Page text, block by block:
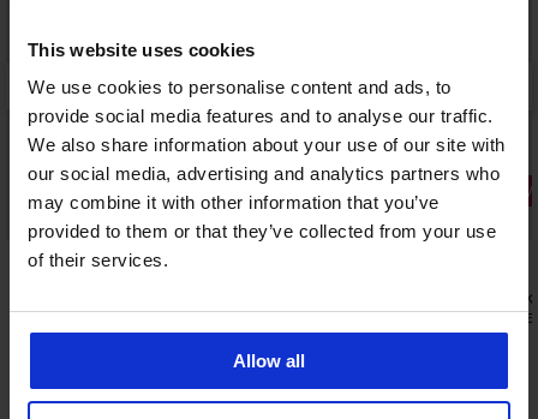
This website uses cookies
We use cookies to personalise content and ads, to
provide social media features and to analyse our traffic.
We also share information about your use of our site with
our social media, advertising and analytics partners who
may combine it with other information that you’ve
provided to them or that they’ve collected from your use
of their services.
Allow all
4,9
Bestseller
Podprsenka Spacer 3D Lady Grace New
3+1
Stahovací
vysokým
399 Kč